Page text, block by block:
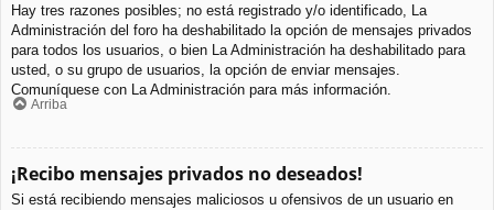
Hay tres razones posibles; no está registrado y/o identificado, La
Administración del foro ha deshabilitado la opción de mensajes privados
para todos los usuarios, o bien La Administración ha deshabilitado para
usted, o su grupo de usuarios, la opción de enviar mensajes.
Comuníquese con La Administración para más información.
Arriba
¡Recibo mensajes privados no deseados!
Si está recibiendo mensajes maliciosos u ofensivos de un usuario en